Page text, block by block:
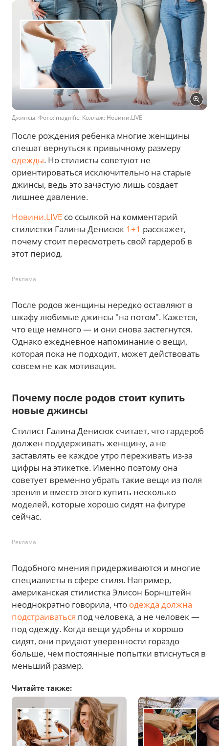
Джинсы. Фото: magnific. Коллаж: Новини.LIVE
После рождения ребенка многие женщины
спешат вернуться к привычному размеру
одежды. Но стилисты советуют не
ориентироваться исключительно на старые
джинсы, ведь это зачастую лишь создает
лишнее давление.
Новини.LIVE со ссылкой на комментарий
стилистки Галины Денисюк 1+1 расскажет,
почему стоит пересмотреть свой гардероб в
этот период.
Реклама
После родов женщины нередко оставляют в
шкафу любимые джинсы "на потом". Кажется,
что еще немного — и они снова застегнутся.
Однако ежедневное напоминание о вещи,
которая пока не подходит, может действовать
совсем не как мотивация.
Почему после родов стоит купить
новые джинсы
Стилист Галина Денисюк считает, что гардероб
должен поддерживать женщину, а не
заставлять ее каждое утро переживать из-за
цифры на этикетке. Именно поэтому она
советует временно убрать такие вещи из поля
зрения и вместо этого купить несколько
моделей, которые хорошо сидят на фигуре
сейчас.
Реклама
Подобного мнения придерживаются и многие
специалисты в сфере стиля. Например,
американская стилистка Элисон Борнштейн
неоднократно говорила, что одежда должна
подстраиваться под человека, а не человек —
под одежду. Когда вещи удобны и хорошо
сидят, они придают уверенности гораздо
больше, чем постоянные попытки втиснуться в
меньший размер.
Читайте также: